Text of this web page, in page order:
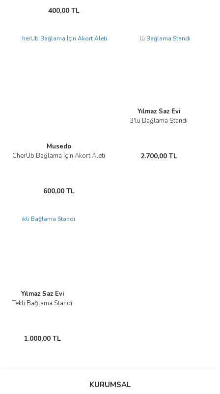
400,00 TL
Musedo
CherUb Bağlama İçin Akort Aleti
600,00 TL
Yılmaz Saz Evi
3'lü Bağlama Standı
2.700,00 TL
Yılmaz Saz Evi
Tekli Bağlama Standı
1.000,00 TL
KURUMSAL